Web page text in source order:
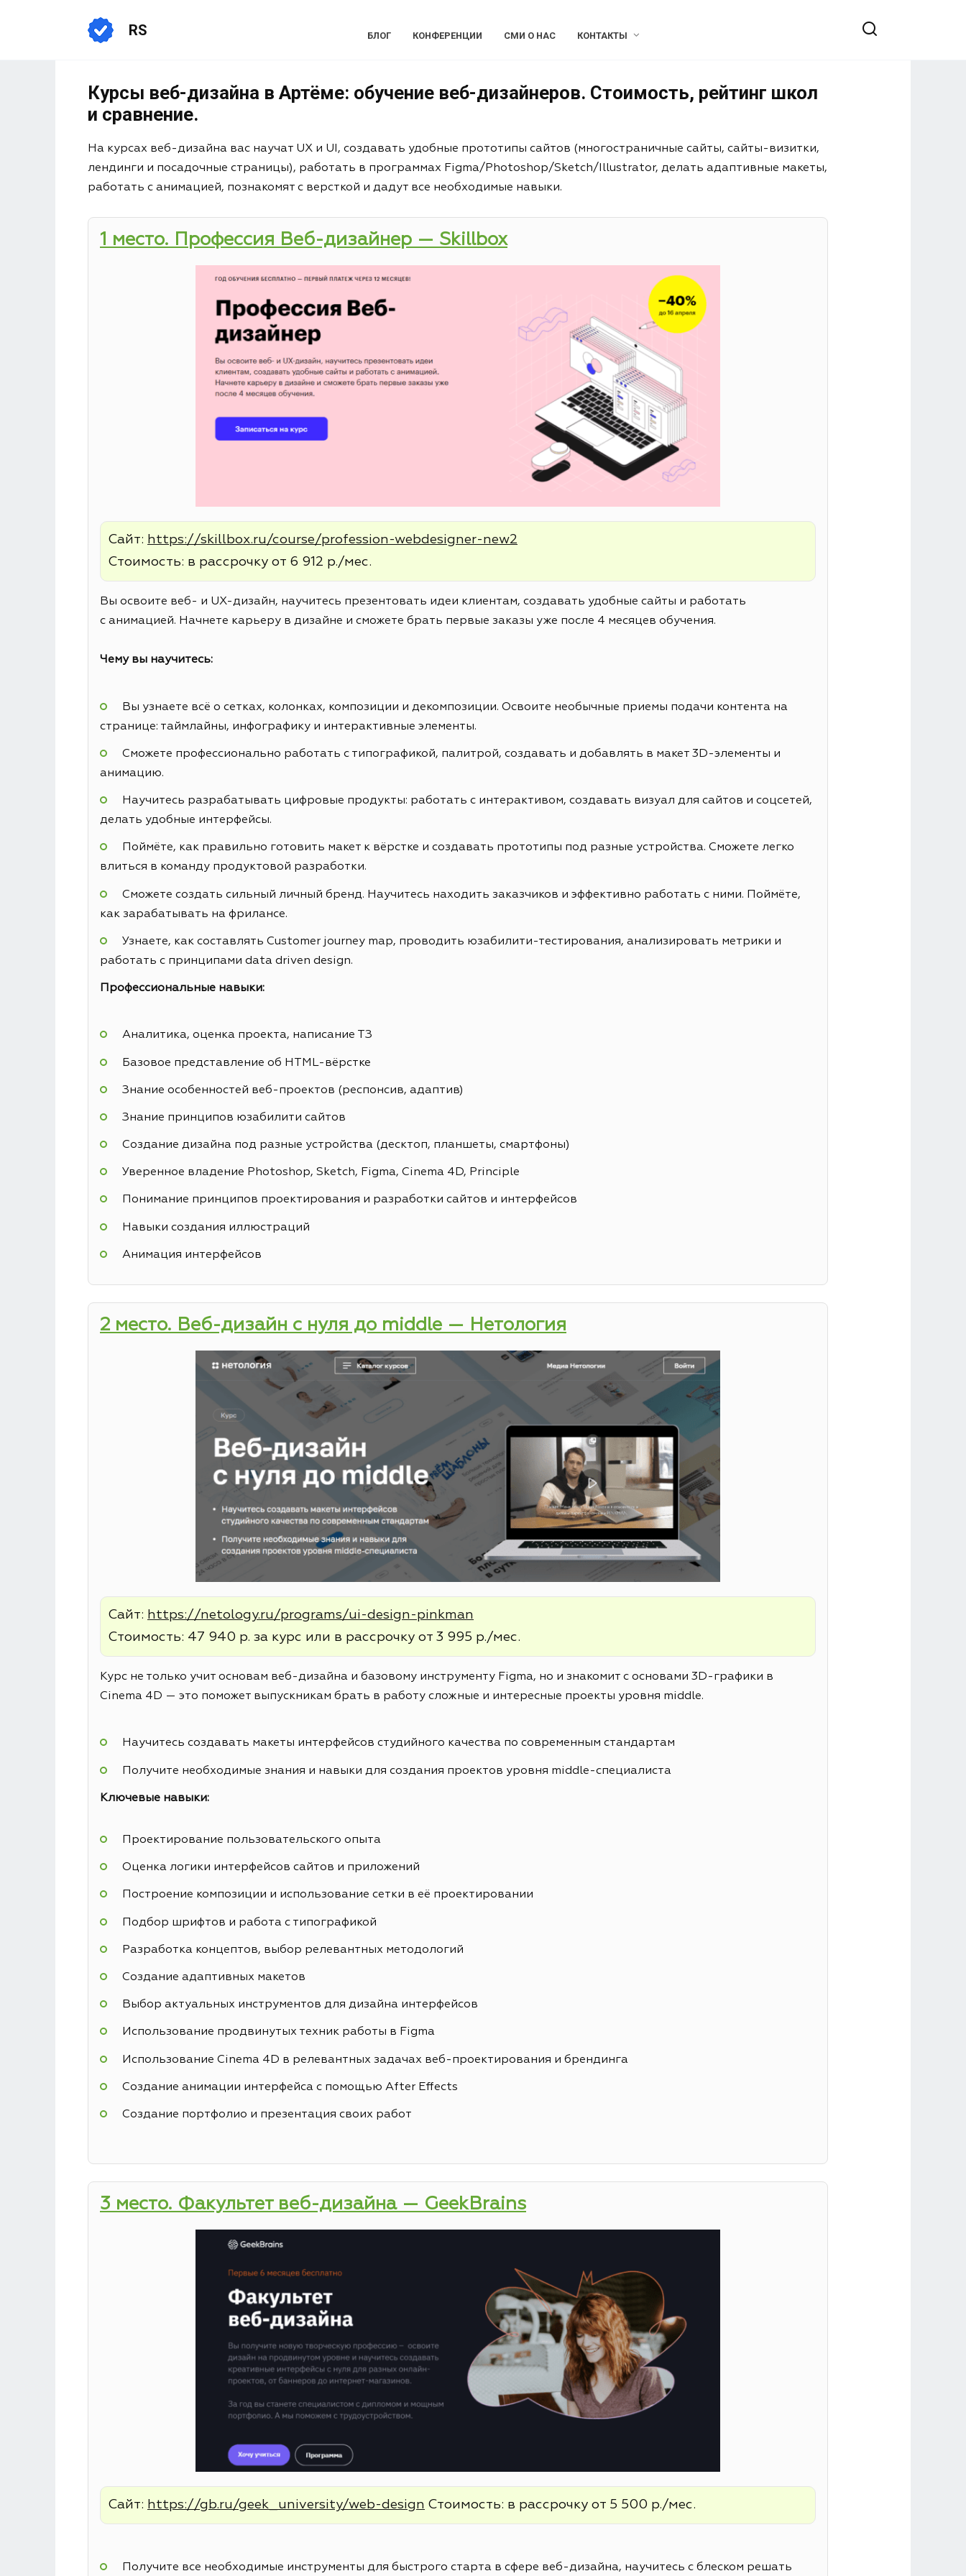
RS БЛОГ КОНФЕРЕНЦИИ СМИ О НАС КОНТАКТЫ
Курсы веб-дизайна в Артёме: обучение веб-дизайнеров. Стоимость, рейтинг школ
и сравнение.
На курсах веб-дизайна вас научат UX и UI, создавать удобные прототипы сайтов (многостраничные сайты, сайты-визитки,
лендинги и посадочные страницы), работать в программах Figma/Photoshop/Sketch/Illustrator, делать адаптивные макеты,
работать с анимацией, познакомят с версткой и дадут все необходимые навыки.
1 место. Профессия Веб-дизайнер — Skillbox
Сайт: https://skillbox.ru/course/profession-webdesigner-new2
Стоимость: в рассрочку от 6 912 р./мес.
Вы освоите веб- и UX-дизайн, научитесь презентовать идеи клиентам, создавать удобные сайты и работать
с анимацией. Начнете карьеру в дизайне и сможете брать первые заказы уже после 4 месяцев обучения.
Чему вы научитесь:
Вы узнаете всё о сетках, колонках, композиции и декомпозиции. Освоите необычные приемы подачи контента на
странице: таймлайны, инфографику и интерактивные элементы.
Сможете профессионально работать с типографикой, палитрой, создавать и добавлять в макет 3D-элементы и
анимацию.
Научитесь разрабатывать цифровые продукты: работать с интерактивом, создавать визуал для сайтов и соцсетей,
делать удобные интерфейсы.
Поймёте, как правильно готовить макет к вёрстке и создавать прототипы под разные устройства. Сможете легко
влиться в команду продуктовой разработки.
Сможете создать сильный личный бренд. Научитесь находить заказчиков и эффективно работать с ними. Поймёте,
как зарабатывать на фрилансе.
Узнаете, как составлять Customer journey map, проводить юзабилити-тестирования, анализировать метрики и
работать с принципами data driven design.
Профессиональные навыки:
Аналитика, оценка проекта, написание ТЗ
Базовое представление об HTML-вёрстке
Знание особенностей веб-проектов (респонсив, адаптив)
Знание принципов юзабилити сайтов
Создание дизайна под разные устройства (десктоп, планшеты, смартфоны)
Уверенное владение Photoshop, Sketch, Figma, Cinema 4D, Principle
Понимание принципов проектирования и разработки сайтов и интерфейсов
Навыки создания иллюстраций
Анимация интерфейсов
2 место. Веб-дизайн с нуля до middle — Нетология
Сайт: https://netology.ru/programs/ui-design-pinkman
Стоимость: 47 940 р. за курс или в рассрочку от 3 995 р./мес.
Курс не только учит основам веб-дизайна и базовому инструменту Figma, но и знакомит с основами 3D-графики в
Cinema 4D — это поможет выпускникам брать в работу сложные и интересные проекты уровня middle.
Научитесь создавать макеты интерфейсов студийного качества по современным стандартам
Получите необходимые знания и навыки для создания проектов уровня middle-специалиста
Ключевые навыки:
Проектирование пользовательского опыта
Оценка логики интерфейсов сайтов и приложений
Построение композиции и использование сетки в её проектировании
Подбор шрифтов и работа с типографикой
Разработка концептов, выбор релевантных методологий
Создание адаптивных макетов
Выбор актуальных инструментов для дизайна интерфейсов
Использование продвинутых техник работы в Figma
Использование Cinema 4D в релевантных задачах веб-проектирования и брендинга
Создание анимации интерфейса с помощью After Effects
Создание портфолио и презентация своих работ
3 место. Факультет веб-дизайна — GeekBrains
Сайт: https://gb.ru/geek_university/web-design Стоимость: в рассрочку от 5 500 р./мес.
Получите все необходимые инструменты для быстрого старта в сфере веб-дизайна, научитесь с блеском решать